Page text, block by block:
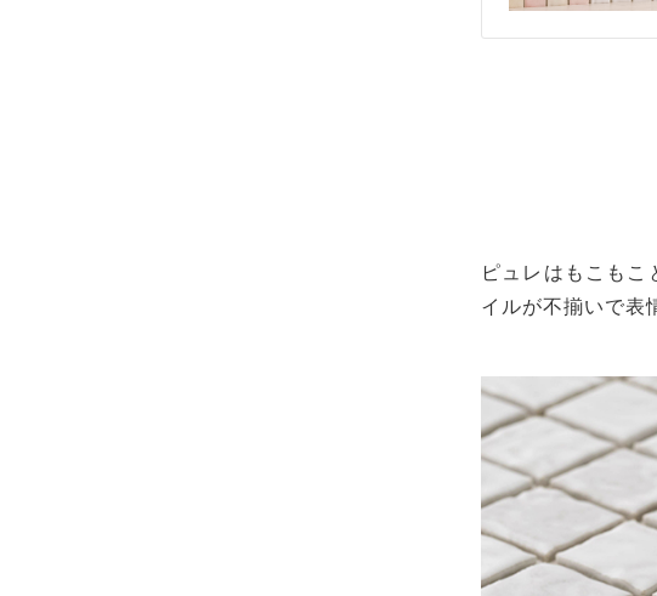
ピュレはもこも
イルが不揃いで表